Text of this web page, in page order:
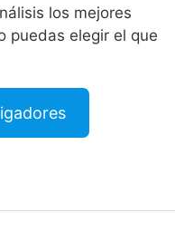
los mejores
puedas elegir el que